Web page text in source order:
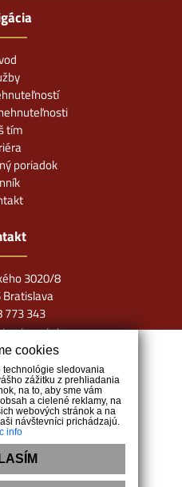
tím
poriadok
3020/8
773 343
cookies
technológie sledovania
zážitku z prehliadania
na to, aby sme vám
a cielené reklamy, na
webových stránok a na
návštevníci prichádzajú.
info